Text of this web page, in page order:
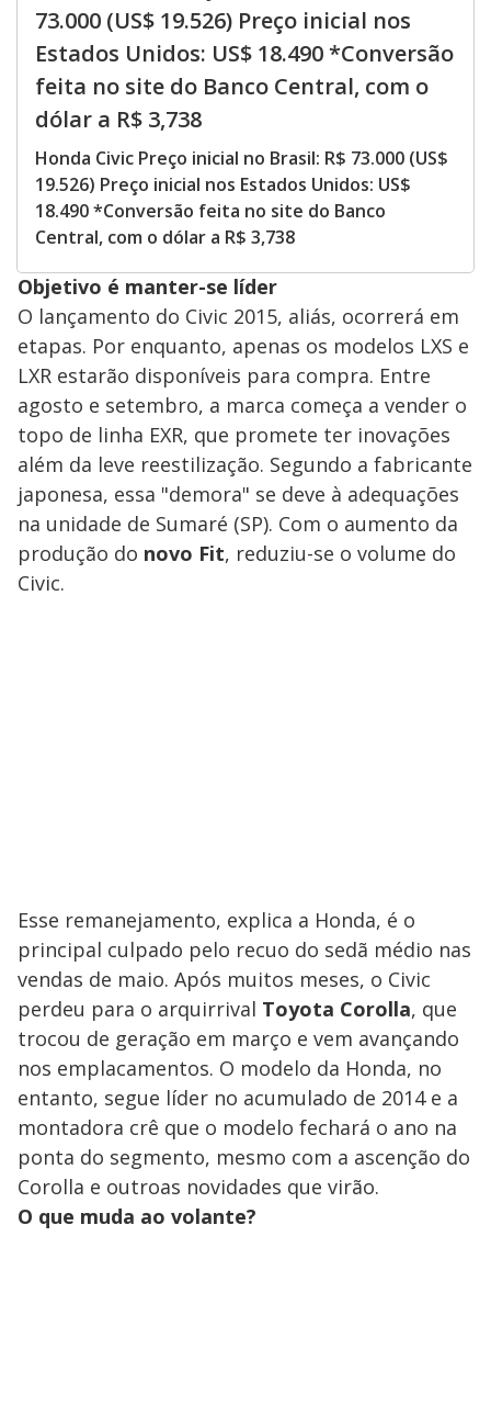
73.000 (US$ 19.526) Preço inicial nos
Estados Unidos: US$ 18.490 *Conversão
feita no site do Banco Central, com o
dólar a R$ 3,738
Honda Civic Preço inicial no Brasil: R$ 73.000 (US$
19.526) Preço inicial nos Estados Unidos: US$
18.490 *Conversão feita no site do Banco
Central, com o dólar a R$ 3,738
Objetivo é manter-se líder
O lançamento do Civic 2015, aliás, ocorrerá em
etapas. Por enquanto, apenas os modelos LXS e
LXR estarão disponíveis para compra. Entre
agosto e setembro, a marca começa a vender o
topo de linha EXR, que promete ter inovações
além da leve reestilização. Segundo a fabricante
japonesa, essa "demora" se deve à adequações
na unidade de Sumaré (SP). Com o aumento da
produção do novo Fit, reduziu-se o volume do
Civic.
Esse remanejamento, explica a Honda, é o
principal culpado pelo recuo do sedã médio nas
vendas de maio. Após muitos meses, o Civic
perdeu para o arquirrival Toyota Corolla, que
trocou de geração em março e vem avançando
nos emplacamentos. O modelo da Honda, no
entanto, segue líder no acumulado de 2014 e a
montadora crê que o modelo fechará o ano na
ponta do segmento, mesmo com a ascenção do
Corolla e outroas novidades que virão.
O que muda ao volante?